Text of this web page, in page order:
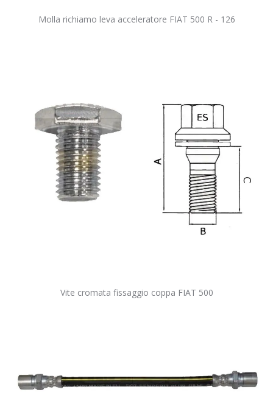
Molla richiamo leva acceleratore FIAT 500 R - 126
Vite cromata fissaggio coppa FIAT 500